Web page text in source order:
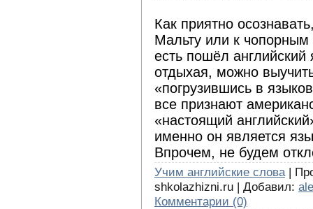
Как приятно
Мальту или к чопорным
есть пошёл
отдыхая, можно
«погрузившись в
все признают
«настоящий
именно он является
Впрочем, не будем
Учим английские слова |
shkolazhizni.ru | Добавил:
Комментарии (0)